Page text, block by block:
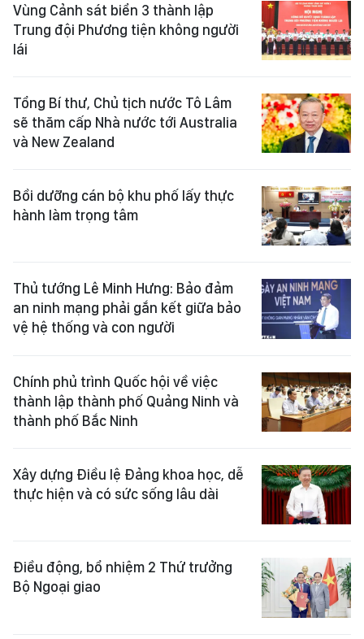
Vùng Cảnh sát biển 3 thành lập
Trung đội Phương tiện không người
lái
Tổng Bí thư, Chủ tịch nước Tô Lâm
sẽ thăm cấp Nhà nước tới Australia
và New Zealand
Bồi dưỡng cán bộ khu phố lấy thực
hành làm trọng tâm
Thủ tướng Lê Minh Hưng: Bảo đảm
an ninh mạng phải gắn kết giữa bảo
vệ hệ thống và con người
Chính phủ trình Quốc hội về việc
thành lập thành phố Quảng Ninh và
thành phố Bắc Ninh
Xây dựng Điều lệ Đảng khoa học, dễ
thực hiện và có sức sống lâu dài
Điều động, bổ nhiệm 2 Thứ trưởng
Bộ Ngoại giao